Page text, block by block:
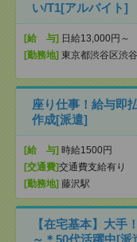
い/T1[アルバイト]
[給 与] 日給13,000円～
[勤務地] 東京都渋谷区渋
座り仕事！給与即
作成[派遣]
[給 与] 時給1500円
[交通費]交通費支給有り
[勤務地] 藤沢駅
【在宅基本】大手
～＊50代活躍中[派